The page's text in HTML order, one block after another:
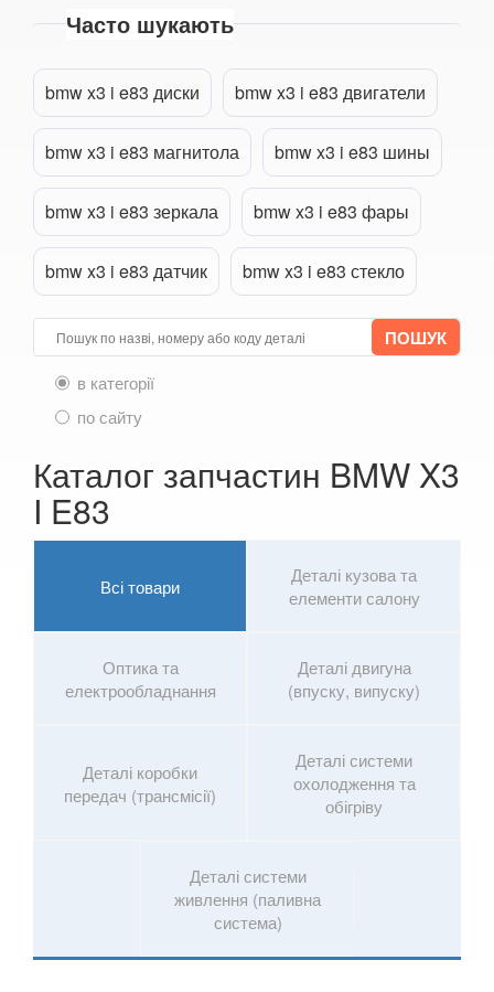
6 Series E63
6 Series E64
M6 E63/E64
6 Series F13
M6 F12/F13/F06
6 Series G32
7 Series E38
7 Series E65/E66/E67/E68
7 Series G11/G12
i8 l12/l15
X2 F39
attach_fileПрикріпити файл
Часто шукають
bmw x3 i e83 диски bmw x3 i e83 двигатели
bmw x3 i e83 магнитола bmw x3 i e83 шины
bmw x3 i e83 зеркала bmw x3 i e83 фары
bmw x3 i e83 датчик bmw x3 i e83 стекло
в категорії
по сайту
Каталог запчастин BMW X3
I E83
Всі товари
Деталі кузова та
елементи салону
Оптика та
електрообладнання
Деталі двигуна
(впуску, випуску)
Деталі коробки
передач (трансмісії)
Деталі системи
охолодження та
обігріву
Деталі системи
живлення (паливна
система)